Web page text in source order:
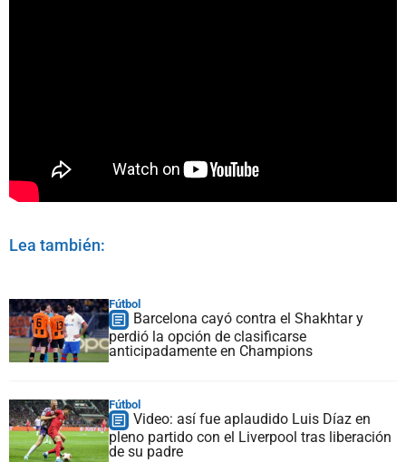
Lea también:
Fútbol
Barcelona cayó contra el Shakhtar y
perdió la opción de clasificarse
anticipadamente en Champions
Fútbol
Video: así fue aplaudido Luis Díaz en
pleno partido con el Liverpool tras liberación
de su padre